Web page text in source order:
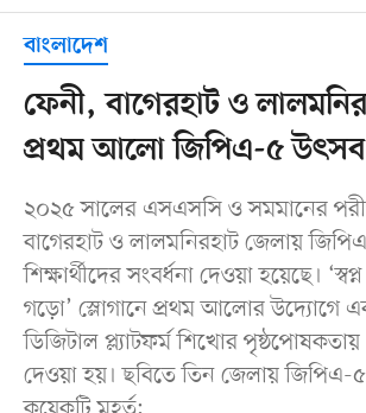
বাংলাদেশ
ফেনী, বাগেরহাট ও
প্রথম আলো জিপিএ-৫ উৎসব
২০২৫ সালের এসএসসি ও সমমানের
বাগেরহাট ও লালমনিরহাট জেলায়
শিক্ষার্থীদের সংবর্ধনা দেওয়া হয়েছে।
গড়ো’ স্লোগানে প্রথম আলোর উদ্যোগে
ডিজিটাল প্ল্যাটফর্ম শিখোর পৃষ্ঠপোষকতায়
দেওয়া হয়। ছবিতে তিন জেলায় জিপিএ-